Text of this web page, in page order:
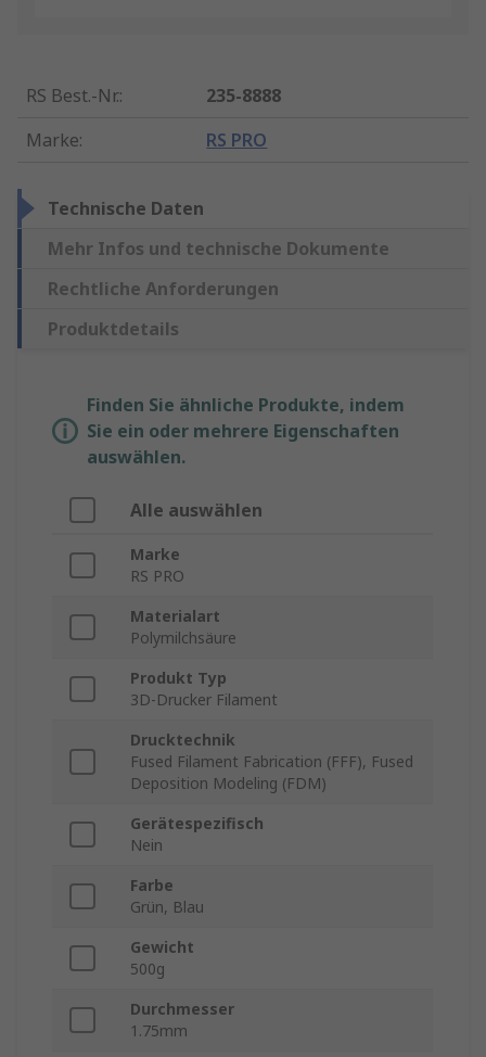
RS Best.-Nr.:
235-8888
Marke: RS PRO
Technische Daten
Mehr Infos und technische Dokumente
Rechtliche Anforderungen
Produktdetails
Finden Sie ähnliche Produkte, indem
Sie ein oder mehrere Eigenschaften
auswählen.
Alle auswählen
Marke
RS PRO
Materialart
Polymilchsäure
Produkt Typ
3D-Drucker Filament
Drucktechnik
Fused Filament Fabrication (FFF), Fused
Deposition Modeling (FDM)
Gerätespezifisch
Nein
Farbe
Grün, Blau
Gewicht
500g
Durchmesser
1.75mm